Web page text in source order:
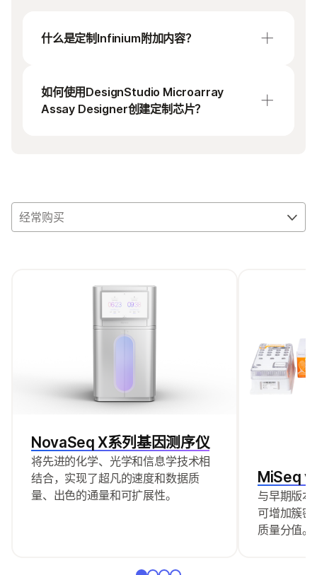
的可选硬件：
Clarity LIMS
什么是定制Infinium附加内容？
到现有的BeadChip上来了解最新发现。这可以
提高研究设计的效率和成本效益，并帮助核心
实验室和研究人员为他们的研究创建高度差异
如何使用DesignStudio Microarray
Assay Designer创建定制芯片？
订单设计
。在线支持
经常购买
NovaSeq X系列基因测序仪
将先进的化学、光学和信息学技术相
结合，实现了超凡的速度和数据质
量、出色的通量和可扩展性。
MiSeq
与早期版
可增加簇
质量分值。